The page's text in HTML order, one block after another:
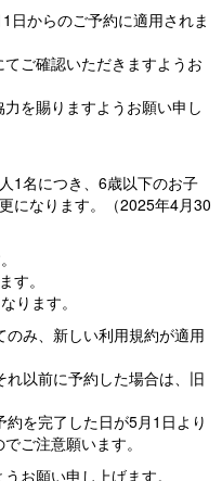
日からのご予約に適用されま
ご確認いただきますようお
を賜りますようお願い申し
1名につき、6歳以下のお子
になります。（2025年4月30
す。
ります。
のみ、新しい利用規約が適用
れ以前に予約した場合は、旧
約を完了した日が5月1日より
ご注意願います。
お願い申し上げます。